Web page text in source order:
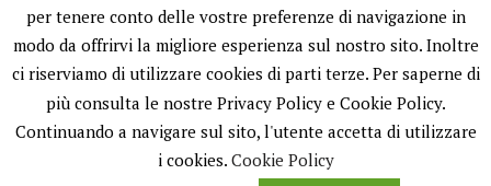
per tenere conto delle vostre preferenze di navigazione in
modo da offrirvi la migliore esperienza sul nostro sito. Inoltre
ci riserviamo di utilizzare cookies di parti terze. Per saperne di
più consulta le nostre Privacy Policy e Cookie Policy.
Continuando a navigare sul sito, l'utente accetta di utilizzare
i cookies. Cookie Policy